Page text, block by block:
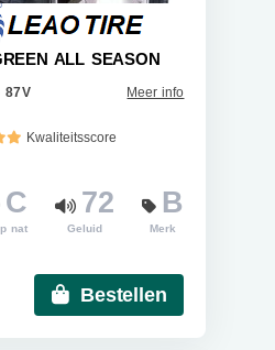
ALL SEASON
87V Meer info
Kwaliteitsscore
C
nat
72
Geluid
B
Merk
Bestellen